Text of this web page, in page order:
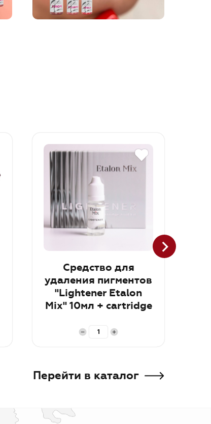
Средство для
удаления пигментов
"Lightener Etalon
Mix" 10мл + cartridge
Перейти в каталог